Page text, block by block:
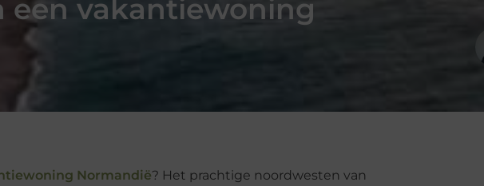
een vakantiewoning
Normandië? Het prachtige noordwesten van